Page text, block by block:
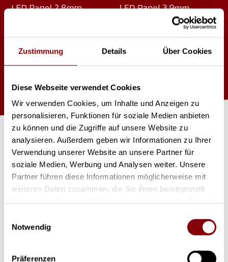
Zustimmung Details Über Cookies
Diese Webseite verwendet Cookies
Wir verwenden Cookies, um Inhalte und Anzeigen zu
personalisieren, Funktionen für soziale Medien anbieten
zu können und die Zugriffe auf unsere Website zu
analysieren. Außerdem geben wir Informationen zu Ihrer
Verwendung unserer Website an unsere Partner für
soziale Medien, Werbung und Analysen weiter. Unsere
Partner führen diese Informationen möglicherweise mit
weiteren Daten zusammen, die Sie ihnen bereitgestellt
Notwendig
Präferenzen
LED Panel 2,8mm LED Panel 3,9mm
Mehr entdecken
Marken